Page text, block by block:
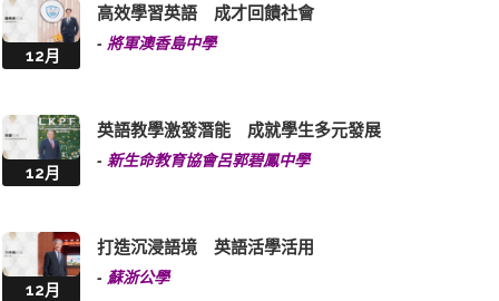
12月
高效學習英語 成才回饋社會
- 將軍澳香島中學
12月
英語教學激發潛能 成就學生多元發展
- 新生命教育協會呂郭碧鳳中學
12月
打造沉浸語境 英語活學活用
- 蘇浙公學